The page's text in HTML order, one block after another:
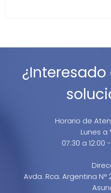
Horario de
Lunes a
07:30 a 12:00
Avda. Rca. Argentina N°